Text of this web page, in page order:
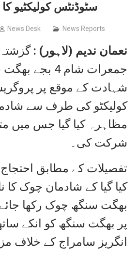
سٹوڈنٹس کولیکٹیو
News Desk News Reports
نعمان ندیم (لاہور) :
جمعرات شام 4
شہادت کے موقع پر
کولیکٹو کی طرف سے
مظاہرہ کیا گیا جس میں
شرکت کی۔
تفصیلات کے مطابق احتجاج
کیا گیا کے شادمان چوک کا
بھگت سنگھ چوک رکھا
پر بھگت سنگھ کو انکے
انگریز سامراج کے خلاف